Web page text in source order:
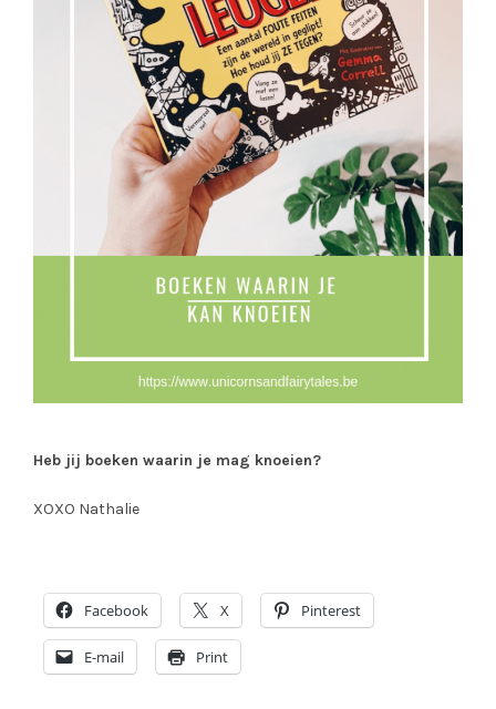
Heb jij boeken waarin je mag knoeien?
XOXO Nathalie
Facebook X Pinterest
E-mail Print